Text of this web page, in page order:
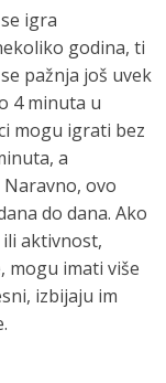
igra
godina, ti
pažnja još uvek
4 minuta u
mogu igrati bez
a
ovo
do dana. Ako
aktivnost,
mogu imati više
izbijaju im